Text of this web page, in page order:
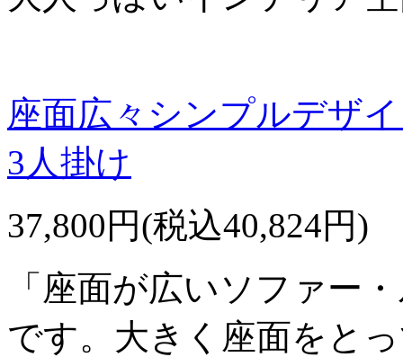
座面広々シンプルデザ
3人掛け
37,800円(税込40,824円)
「座面が広いソファー
です。大きく座面をと